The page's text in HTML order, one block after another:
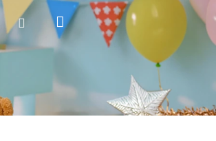
PrihlásenieNákupný